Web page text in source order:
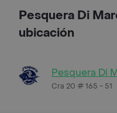
Pesquera Di
ubicación
Pesquera Di
Cra 20 # 165 - 51